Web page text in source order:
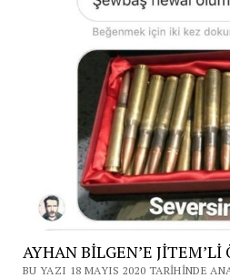
AYHAN BİLGEN’E
BU YAZI 18 MAYIS 2020 TARIHINDE